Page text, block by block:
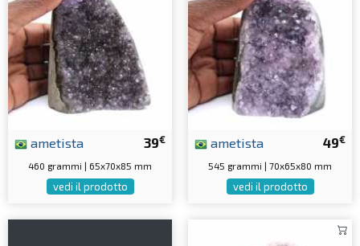
39€
ametista
460 grammi | 65x70x85 mm
vedi il prodotto
49€
ametista
545 grammi | 70x65x80 mm
vedi il prodotto